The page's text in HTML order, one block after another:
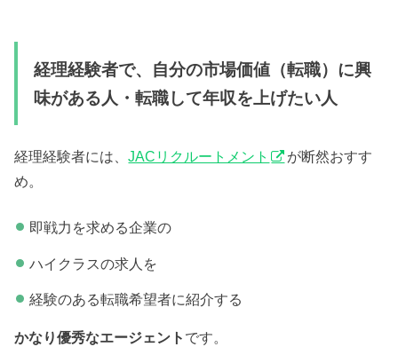
経理経験者で、自分の市場価値（転職）に興
味がある人・転職して年収を上げたい人
経理経験者には、JACリクルートメント
が断然おすす
め。
即戦力を求める企業の
ハイクラスの求人を
経験のある転職希望者に紹介する
かなり優秀なエージェント です。